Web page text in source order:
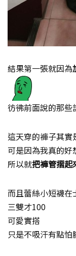
結果第一張就因為
彷彿前面說的那些
這天穿的褲子其
可是因為我真的
所以就把褲管摺起
而且蕾絲小短襪在
三雙才100
可愛實搭
只是不吸汗有點